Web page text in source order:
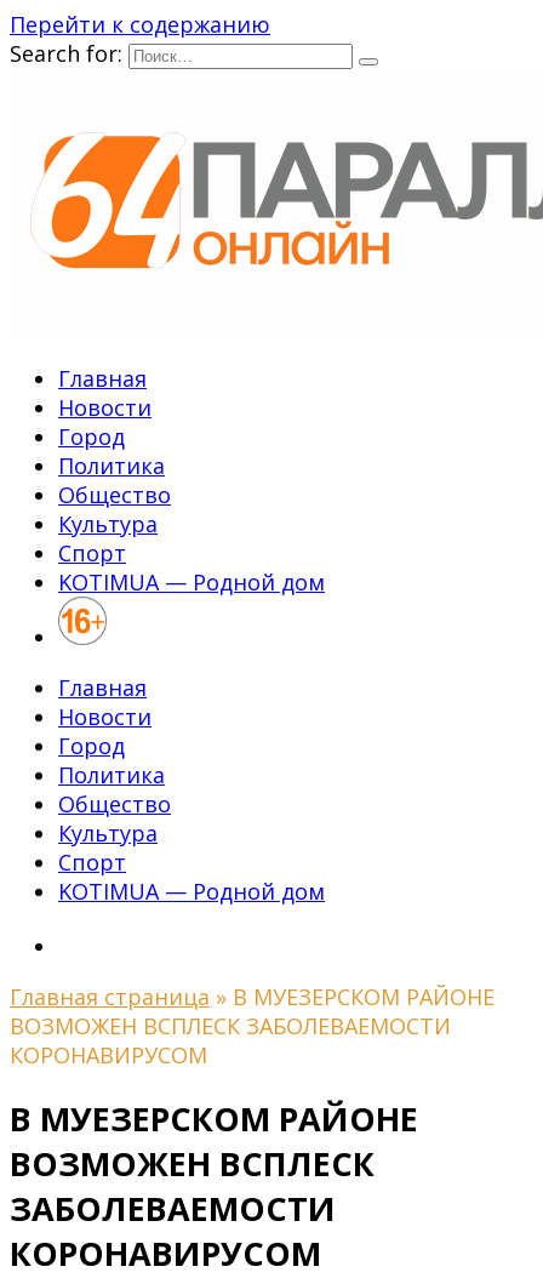
Перейти к содержанию
Search for:
Главная
Новости
Город
Политика
Общество
Культура
Спорт
KOTIMUA — Родной дом
Главная
Новости
Город
Политика
Общество
Культура
Спорт
KOTIMUA — Родной дом
Главная страница » В МУЕЗЕРСКОМ РАЙОНЕ
ВОЗМОЖЕН ВСПЛЕСК ЗАБОЛЕВАЕМОСТИ
КОРОНАВИРУСОМ
В МУЕЗЕРСКОМ РАЙОНЕ
ВОЗМОЖЕН ВСПЛЕСК
ЗАБОЛЕВАЕМОСТИ
КОРОНАВИРУСОМ